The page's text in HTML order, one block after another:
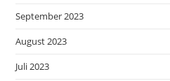
September 2023
August 2023
Juli 2023